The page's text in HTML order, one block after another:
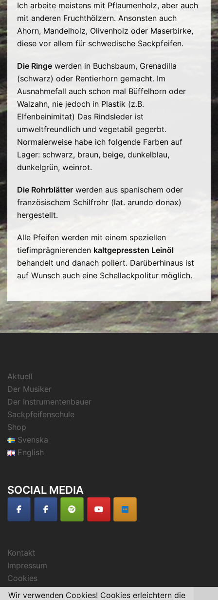
Ich arbeite meistens mit Pflaumenholz, aber auch
mit anderen Fruchthölzern. Ansonsten auch
Ahorn, Mandelholz, Olivenholz oder Maserbirke,
diese vor allem für schwedische Sackpfeifen.
Die Ringe werden in Buchsbaum, Grenadilla
(schwarz) oder Rentierhorn gemacht. Im
Ausnahmefall auch schon mal Büffelhorn oder
Walzahn, nie jedoch in Plastik (z.B.
Elfenbeinimitat) Das Rindsleder ist
umweltfreundlich und vegetabil gegerbt.
Normalerweise habe ich folgende Farben auf
Lager: schwarz, braun, beige, dunkelblau,
dunkelgrün, weinrot.
Die Rohrblätter werden aus spanischem oder
französischem Schilfrohr (lat. arundo donax)
hergestellt.
Alle Pfeifen werden mit einem speziellen
tiefimprägnierenden kaltgepressten Leinöl
behandelt und danach poliert. Darüberhinaus ist
auf Wunsch auch eine Schellackpolitur möglich.
Aktuell
Der Musiker
Der Instrumentenbauer
Sackpfeifenschule
Shop
Svenska
English
SOCIAL MEDIA
Kontakt
Impressum
Cookies
Wir verwenden Cookies! Cookies erleichtern die